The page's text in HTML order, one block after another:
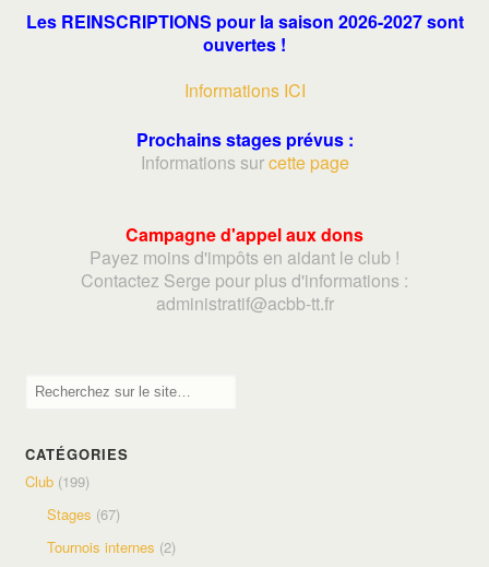
Les REINSCRIPTIONS pour la saison 2026-2027 sont
ouvertes !
Informations ICI
Prochains stages prévus :
Informations surcette page
Campagne d'appel aux dons
Payez moins d'impôts en aidant le club !
Contactez Serge pour plus d'informations :
administratif@acbb-tt.fr
CATÉGORIES
Club (199)
Stages (67)
Tournois internes (2)